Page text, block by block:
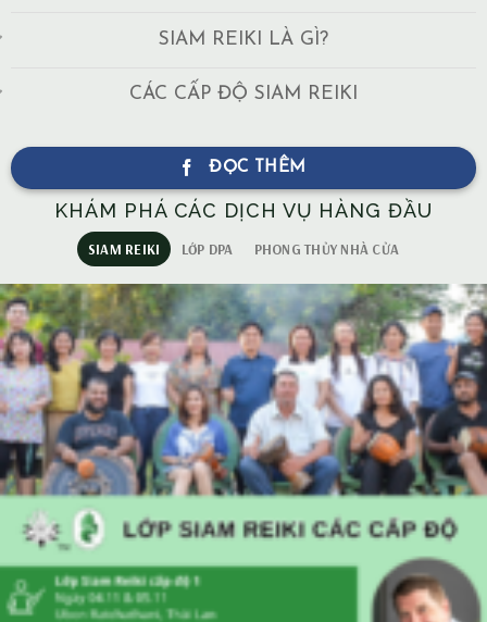
SIAM REIKI LÀ GÌ?
CÁC CẤP ĐỘ SIAM REIKI
ĐỌC THÊM
KHÁM PHÁ CÁC DỊCH VỤ HÀNG ĐẦU
SIAM REIKI LỚP DPA PHONG THỦY NHÀ CỬA